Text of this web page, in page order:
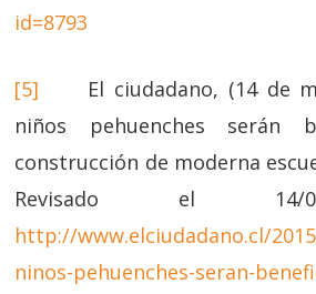
id=8793
[5] El ciudadano, (14 de
niños pehuenches serán
construcción de moderna
Revisado el 14/
http://www.elciudadano.cl/
ninos-pehuenches-seran-